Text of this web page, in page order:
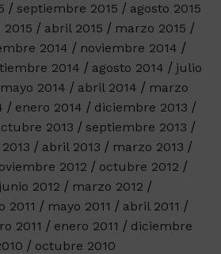
septiembre 2015
agosto 2015
2015 abril 2015
marzo 2015
2014
noviembre 2014
2014 agosto 2014
julio
mayo 2014 abril 2014
marzo
enero 2014
diciembre 2013
2013
septiembre 2013
abril 2013
marzo 2013
2012
octubre 2012
junio 2012
marzo 2012
2011 mayo 2011
abril 2011
2011 enero 2011
diciembre
octubre 2010